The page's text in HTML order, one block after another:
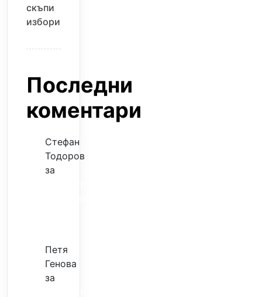
скъпи
избори
Последни
коментари
Стефан
Тодоров
за
Петя
Генова
за